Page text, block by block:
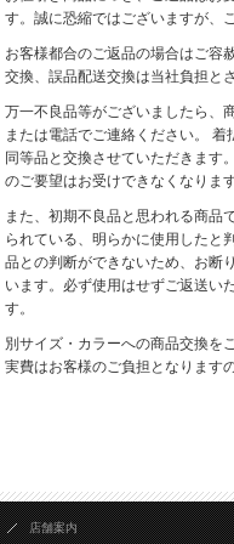
す。誠に恐縮ではございますが、
お客様都合のご返品の場合はご容
交換、誤品配送交換は当社負担と
万一不良品等がございましたら、
または電話でご連絡ください。
同等品と交換させていただきます
のご要望はお受けできなくなりま
また、初期不良品と思われる商品
られている、明らかに使用したと
品との判断ができないため、お断
います。必ず使用はせずご返送い
す。
別サイズ・カラーへの商品交換を
実費はお客様のご負担となります
店舗案内